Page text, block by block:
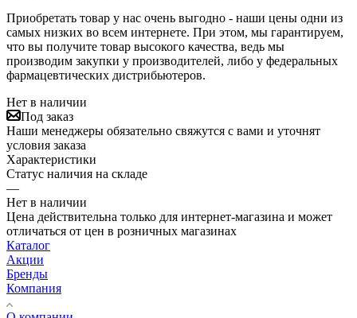
Приобретать товар у нас очень выгодно - наши цены одни из
самых низких во всем интернете. При этом, мы гарантируем,
что вы получите товар высокого качества, ведь мы
производим закупки у производителей, либо у федеральных
фармацевтических дистрибьютеров.
Нет в наличии
Под заказ
Наши менеджеры обязательно свяжутся с вами и уточнят
условия заказа
Характеристики
Статус наличия на складе
—
Нет в наличии
Цена действительна только для интернет-магазина и может
отличаться от цен в розничных магазинах
Каталог
Акции
Бренды
Компания